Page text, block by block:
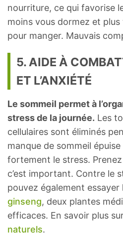
nourriture, ce qui favorise
moins vous dormez et
pour manger. Mauvais
5. AIDE À
ET L’ANXIÉTÉ
Le sommeil permet à
stress de la journée. Les
cellulaires sont éliminés
manque de sommeil
fortement le stress.
c’est important. Contre le
pouvez également essayer
ginseng, deux plantes
efficaces. En savoir plus
naturels.